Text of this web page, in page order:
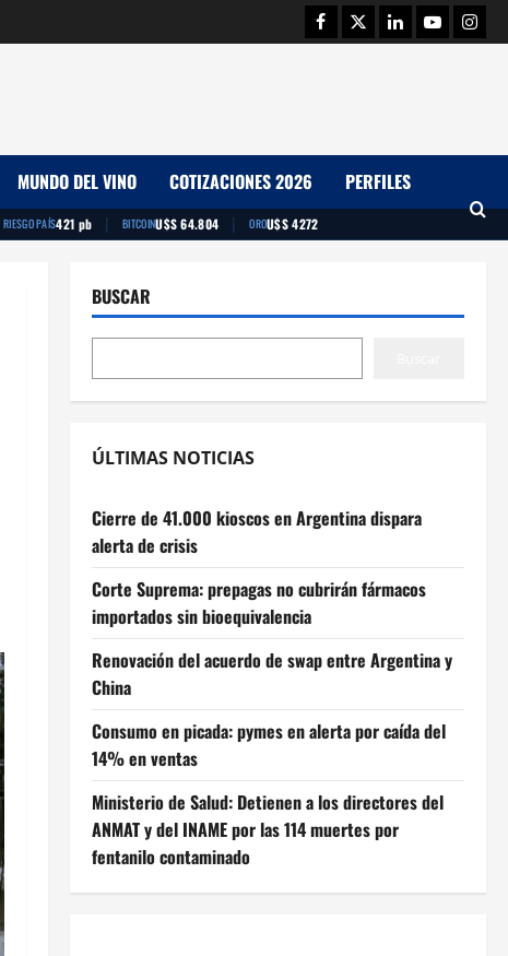
Facebook
TwitterLinkedinYoutube
MUNDO DEL VINO COTIZACIONES 2026 PERFILES
RIESGO PAÍS421 pb | BITCOINU$S 64.804 | OROU$S 4272
BUSCAR
ÚLTIMAS NOTICIAS
Cierre de 41.000 kioscos en Argentina dispara
alerta de crisis
Corte Suprema: prepagas no cubrirán fármacos
importados sin bioequivalencia
Renovación del acuerdo de swap entre Argentina y
China
Consumo en picada: pymes en alerta por caída del
14% en ventas
Ministerio de Salud: Detienen a los directores del
ANMAT y del INAME por las 114 muertes por
fentanilo contaminado